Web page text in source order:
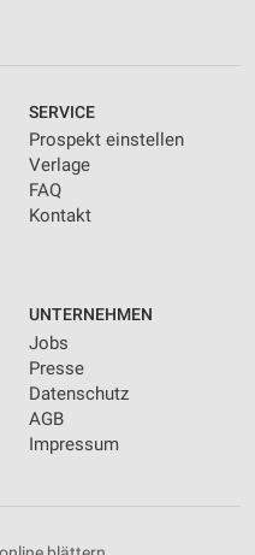
SERVICE
Prospekt einstellen
Verlage
FAQ
Kontakt
UNTERNEHMEN
Jobs
Presse
Datenschutz
AGB
Impressum